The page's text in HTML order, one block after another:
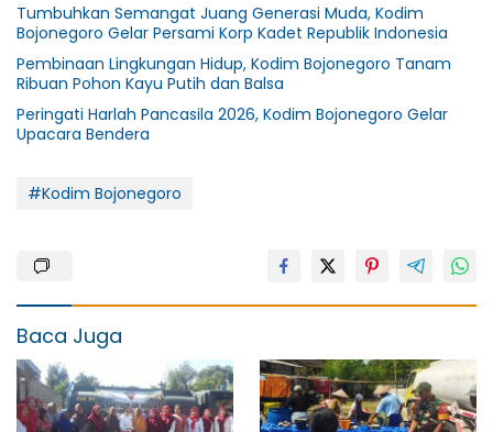
Tumbuhkan Semangat Juang Generasi Muda, Kodim
Bojonegoro Gelar Persami Korp Kadet Republik Indonesia
Pembinaan Lingkungan Hidup, Kodim Bojonegoro Tanam
Ribuan Pohon Kayu Putih dan Balsa
Peringati Harlah Pancasila 2026, Kodim Bojonegoro Gelar
Upacara Bendera
#Kodim Bojonegoro
Baca Juga